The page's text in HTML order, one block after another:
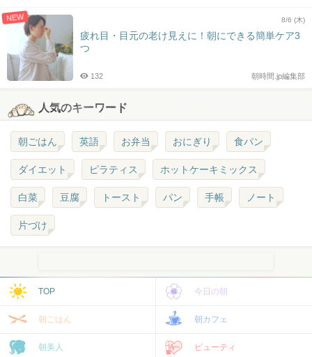
NEW 8/6 (木)
疲れ目・目元の老け見えに！朝にできる簡単ケア3
つ
朝時間.jp編集部
132
人気のキーワード
朝ごはん 英語 お弁当 おにぎり 食パン
ダイエット ピラティス ホットケーキミックス
白菜 豆腐 トースト パン 手帳 ノート
片づけ
TOP 今日の朝
朝ごはん 朝カフェ
朝美人 ビューティ